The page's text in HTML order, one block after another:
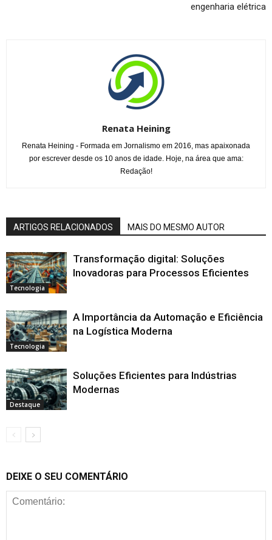
engenharia elétrica
Renata Heining
Renata Heining - Formada em Jornalismo em 2016, mas apaixonada
por escrever desde os 10 anos de idade. Hoje, na área que ama:
Redação!
ARTIGOS RELACIONADOS MAIS DO MESMO AUTOR
Tecnologia
Transformação digital: Soluções
Inovadoras para Processos Eficientes
Tecnologia
A Importância da Automação e Eficiência
na Logística Moderna
Destaque
Soluções Eficientes para Indústrias
Modernas
DEIXE O SEU COMENTÁRIO